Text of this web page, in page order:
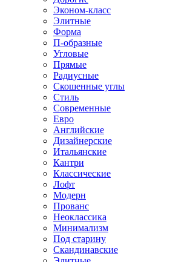
Эконом-класс
Элитные
Форма
П-образные
Угловые
Прямые
Радиусные
Скошенные углы
Стиль
Современные
Евро
Английские
Дизайнерские
Итальянские
Кантри
Классические
Лофт
Модерн
Прованс
Неоклассика
Минимализм
Под старину
Скандинавские